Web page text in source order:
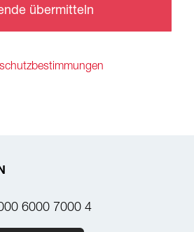
übermitteln
6000 7000 4